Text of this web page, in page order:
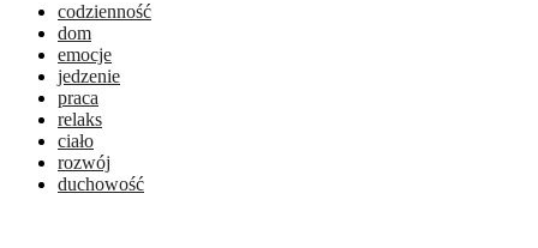
codzienność
dom
emocje
jedzenie
praca
relaks
ciało
rozwój
duchowość